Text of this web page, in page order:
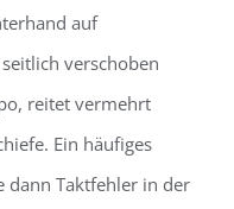
auf
verschoben
reitet vermehrt
Ein häufiges
dann Taktfehler in der